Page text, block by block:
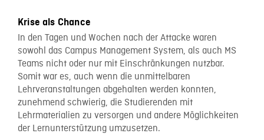
Krise als Chance
In den Tagen und Wochen nach der Attacke waren
sowohl das Campus Management System, als auch MS
Teams nicht oder nur mit Einschränkungen nutzbar.
Somit war es, auch wenn die unmittelbaren
Lehrveranstaltungen abgehalten werden konnten,
zunehmend schwierig, die Studierenden mit
Lehrmaterialien zu versorgen und andere Möglichkeiten
der Lernunterstützung umzusetzen.